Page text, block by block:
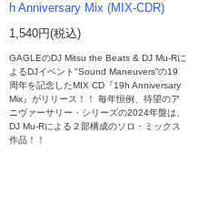
h Anniversary Mix (MIX-CDR)
1,540円(税込)
GAGLEのDJ Mitsu the Beats & DJ Mu-Rに
よるDJイベント"Sound Maneuvers”の19
周年を記念したMIX CD『19h Anniversary
Mix』がリリース！！ 毎年恒例、待望のア
ニヴァーサリー・シリーズの2024年盤は、
DJ Mu-Rによる２部構成のソロ・ミックス
作品！！